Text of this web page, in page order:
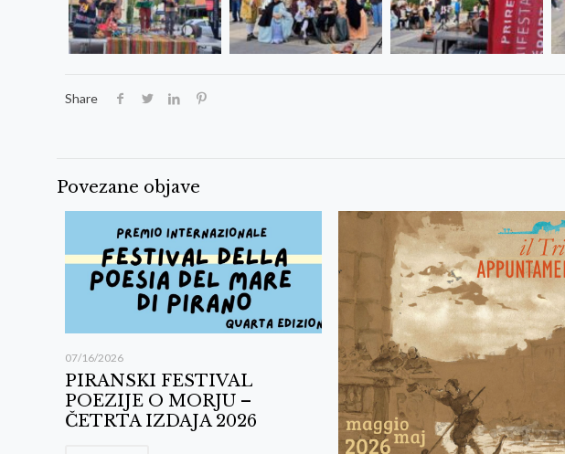
Share
Povezane objave
07/16/2026
PIRANSKI FESTIVAL
POEZIJE O MORJU –
ČETRTA IZDAJA 2026